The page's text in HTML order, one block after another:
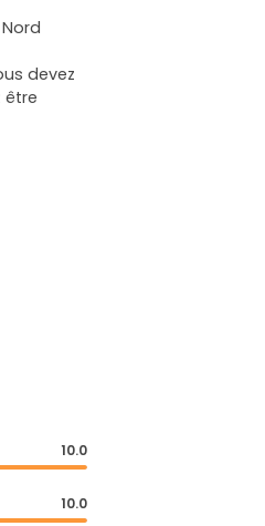
devez
être
10.0
10.0